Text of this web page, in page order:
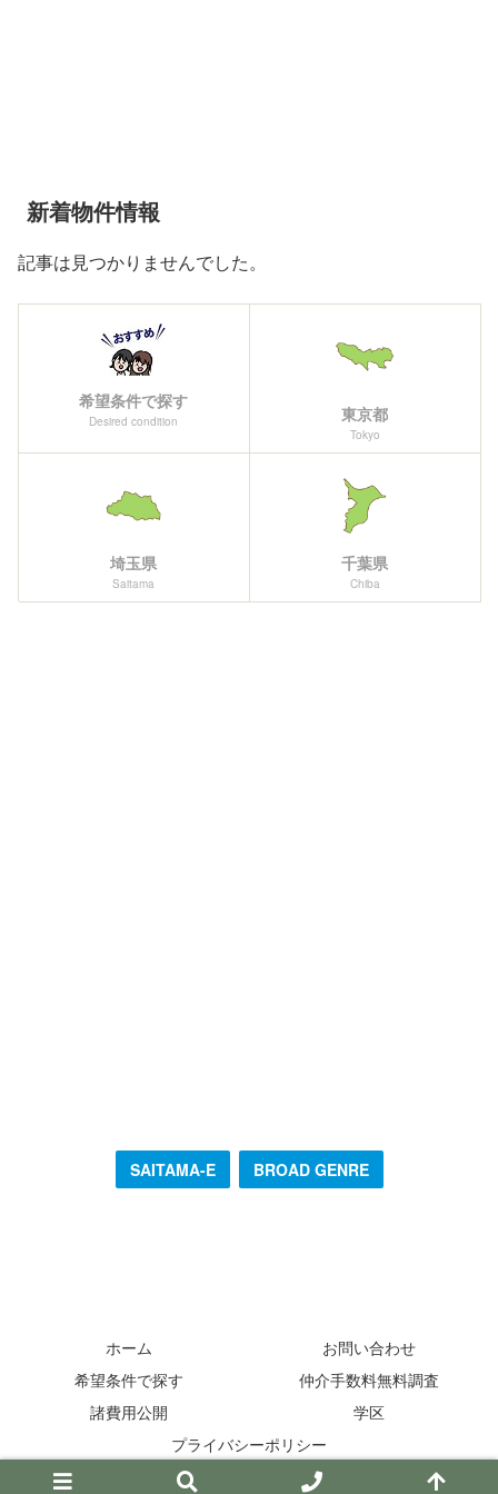
新着物件情報
記事は見つかりませんでした。
希望条件で探す
Desired condition 東京都
Tokyo
埼玉県
Saitama
千葉県
Chiba
SAITAMA-E BROAD GENRE
ホーム
お問い合わせ
希望条件で探す
仲介手数料無料調査
諸費用公開
学区
プライバシーポリシー
© 2013-2026 ファインドゼロ.